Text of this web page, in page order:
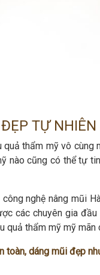
TỰ
quả thẩm mỹ vô
nào cũng có thể tự
nghệ nâng mũi
các chuyên gia
quả thẩm mỹ mỹ mãn
toàn, dáng mũi đẹp